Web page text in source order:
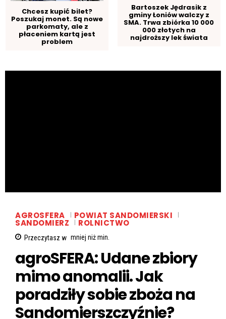
Chcesz kupić bilet?
Poszukaj monet. Są nowe
parkomaty, ale z
płaceniem kartą jest
problem
Bartoszek Jędrasik z
gminy Łoniów walczy z
SMA. Trwa zbiórka 10 000
000 złotych na
najdroższy lek świata